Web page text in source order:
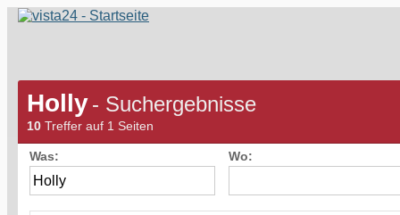
Holly- Suchergebnisse
10 Treffer auf 1 Seiten
Was: Wo: